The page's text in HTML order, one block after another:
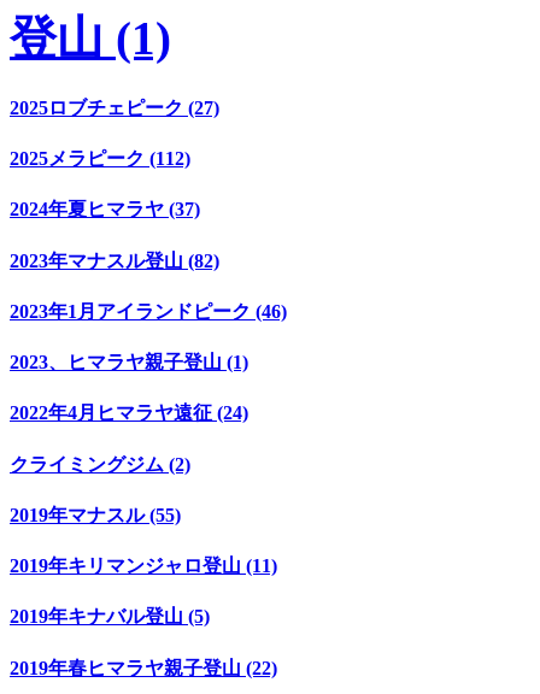
登山 (1)
2025ロブチェピーク (27)
2025メラピーク (112)
2024年夏ヒマラヤ (37)
2023年マナスル登山 (82)
2023年1月アイランドピーク (46)
2023、ヒマラヤ親子登山 (1)
2022年4月ヒマラヤ遠征 (24)
クライミングジム (2)
2019年マナスル (55)
2019年キリマンジャロ登山 (11)
2019年キナバル登山 (5)
2019年春ヒマラヤ親子登山 (22)